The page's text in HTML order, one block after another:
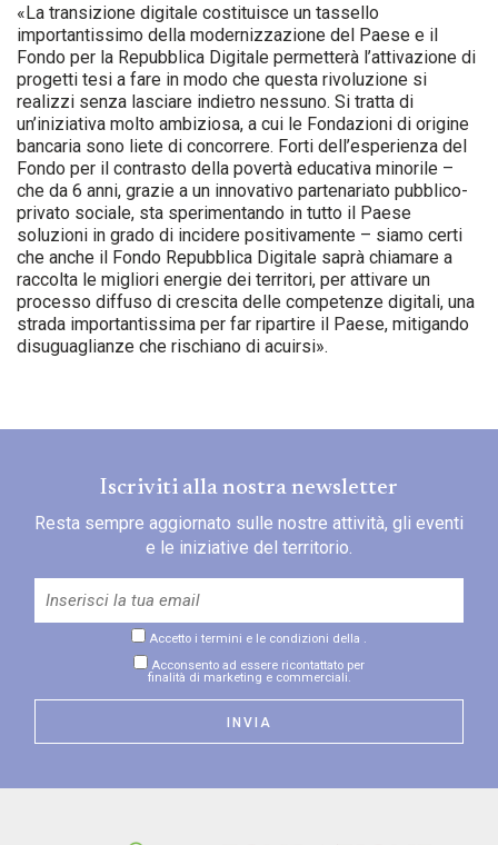
«La transizione digitale costituisce un tassello
importantissimo della modernizzazione del Paese e il
Fondo per la Repubblica Digitale permetterà l’attivazione di
progetti tesi a fare in modo che questa rivoluzione si
realizzi senza lasciare indietro nessuno. Si tratta di
un’iniziativa molto ambiziosa, a cui le Fondazioni di origine
bancaria sono liete di concorrere. Forti dell’esperienza del
Fondo per il contrasto della povertà educativa minorile –
che da 6 anni, grazie a un innovativo partenariato pubblico-
privato sociale, sta sperimentando in tutto il Paese
soluzioni in grado di incidere positivamente – siamo certi
che anche il Fondo Repubblica Digitale saprà chiamare a
raccolta le migliori energie dei territori, per attivare un
processo diffuso di crescita delle competenze digitali, una
strada importantissima per far ripartire il Paese, mitigando
disuguaglianze che rischiano di acuirsi».
Iscriviti alla nostra newsletter
Resta sempre aggiornato sulle nostre attività, gli eventi
e le iniziative del territorio.
Accetto i termini e le condizioni della .
Acconsento ad essere ricontattato per
finalità di marketing e commerciali.